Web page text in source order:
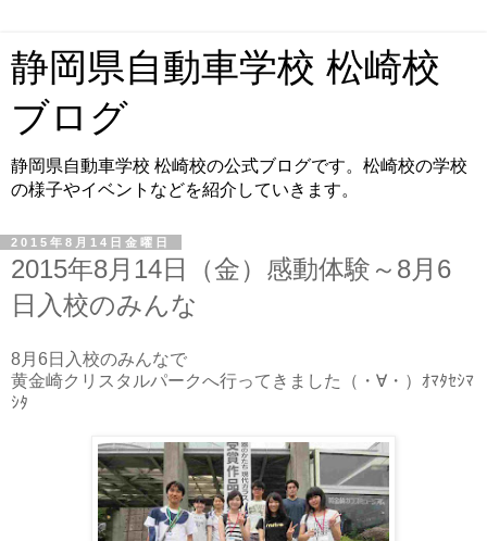
静岡県自動車学校 松崎校
ブログ
静岡県自動車学校 松崎校の公式ブログです。松崎校の学校
の様子やイベントなどを紹介していきます。
2015年8月14日金曜日
2015年8月14日（金）感動体験～8月6
日入校のみんな
8月6日入校のみんなで
黄金崎クリスタルパークへ行ってきました（・∀・）ｵﾏﾀｾｼﾏ
ｼﾀ